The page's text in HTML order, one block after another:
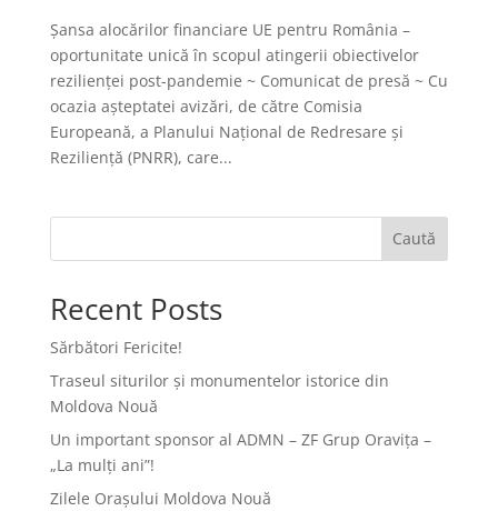
Șansa alocărilor financiare UE pentru România –
oportunitate unică în scopul atingerii obiectivelor
rezilienței post-pandemie ~ Comunicat de presă ~ Cu
ocazia așteptatei avizări, de către Comisia
Europeană, a Planului Național de Redresare și
Reziliență (PNRR), care...
Caută
Recent Posts
Sărbători Fericite!
Traseul siturilor și monumentelor istorice din
Moldova Nouă
Un important sponsor al ADMN – ZF Grup Oravița –
„La mulți ani”!
Zilele Orașului Moldova Nouă